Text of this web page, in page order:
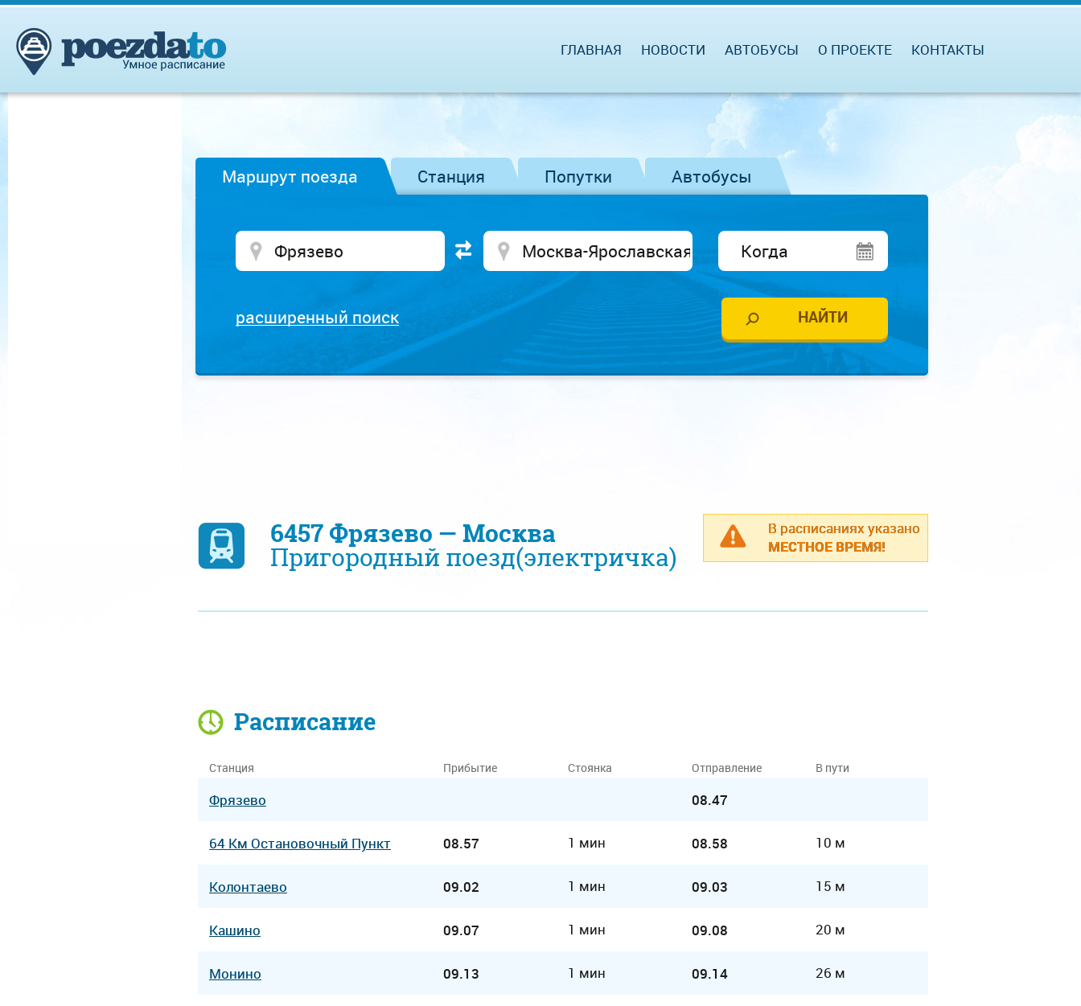
ГЛАВНАЯ НОВОСТИ АВТОБУСЫ О ПРОЕКТЕ КОНТАКТЫ
Маршрут поезда Станция Попутки Автобусы
расширенный поиск
В расписаниях указано
МЕСТНОЕ ВРЕМЯ!
6457 Фрязево — Москва
Пригородный поезд(электричка)
Расписание
Станция Прибытие Стоянка Отправление В пути
Фрязево 08.47
64 Км Остановочный Пункт 08.57 1 мин 08.58 10 м
Колонтаево 09.02 1 мин 09.03 15 м
Кашино 09.07 1 мин 09.08 20 м
Монино 09.13 1 мин 09.14 26 м